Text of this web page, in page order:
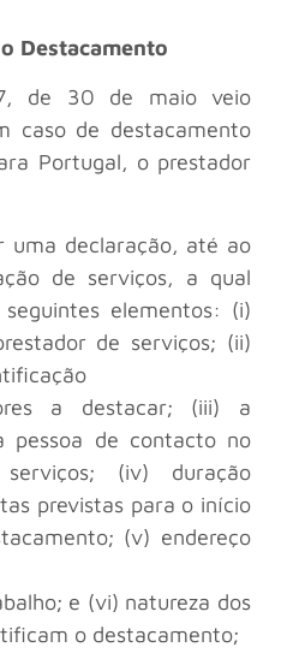
Destacamento
de 30 de maio veio
caso de destacamento
Portugal, o prestador
uma declaração, até ao
de serviços, a qual
elementos: (i)
de serviços; (ii)
a destacar; (iii) a
pessoa de contacto no
(iv) duração
previstas para o início
(v) endereço
e (vi) natureza dos
o destacamento;